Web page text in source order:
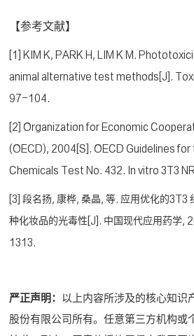
【参考文献】
[1] KIM K, PARK H, LIM K M.
animal alternative test methods[J].
97-104.
[2] Organization for Economic
(OECD), 2004[S]. OECD Guidelines
Chemicals Test No. 432. In vitro 3T3
[3] 段名扬, 康桦, 桑晶, 等. 应用优化的3T3
种化妆品的光毒性[J]. 中国现代应用药学
1313.
严正声明： 以上内容所涉及的核心知识
股份有限公司所有。任意第三方机构或